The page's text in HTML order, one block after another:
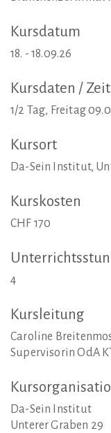
Kursdatum
18. - 18.09.26
Kursdaten / Zeit
1/2 Tag, Freitag
Kursort
Da-Sein Institut,
Kurskosten
CHF 170
4
Kursleitung
Caroline
Supervisorin OdA
Da-Sein Institut
Unterer Graben 29